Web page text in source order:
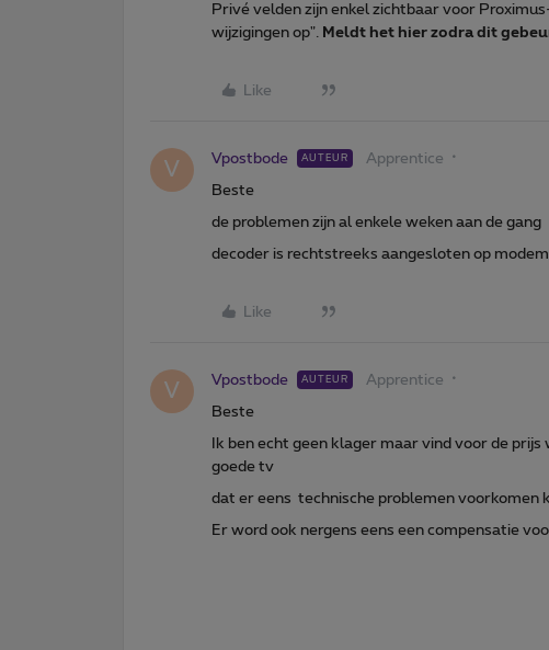
Privé velden zijn enkel zichtbaar voor
wijzigingen op".
Meldt het hier zodra dit
Like
V Vpostbode AUTEUR Apprentice
Beste
de problemen zijn al enkele weken aan de gang
decoder is rechtstreeks aangesloten op modem
Like
V Vpostbode AUTEUR Apprentice
Beste
Ik ben echt geen klager maar vind voor de
goede tv
dat er eens technische problemen voorkomen
Er word ook nergens eens een compensatie